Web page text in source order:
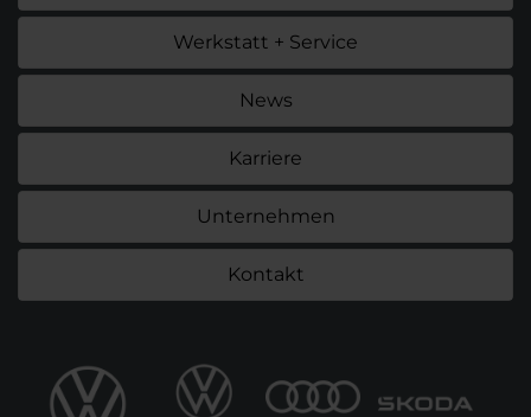
Werkstatt + Service
News
Karriere
Unternehmen
Kontakt